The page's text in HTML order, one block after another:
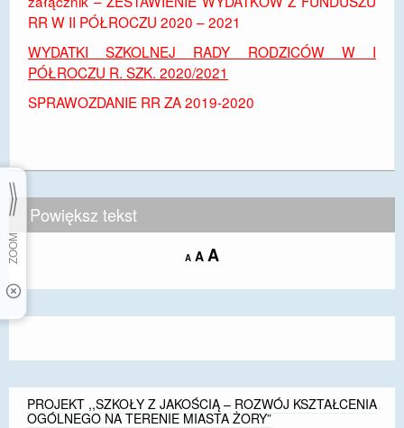
RR W II PÓŁROCZU 2020 – 2021
WYDATKI SZKOLNEJ RADY RODZICÓW W I
PÓŁROCZU R. SZK. 2020/2021
SPRAWOZDANIE RR ZA 2019-2020
Powiększ tekst
A Decrease
size.
A Reset
size.
AIncrease
size.
PROJEKT ,,SZKOŁY Z JAKOŚCIĄ – ROZWÓJ KSZTAŁCENIA
OGÓLNEGO NA TERENIE MIASTA ŻORY”